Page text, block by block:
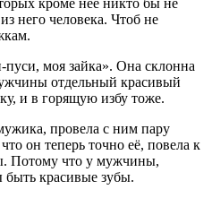
него человека. Чтоб не
моя зайка». Она склонна
отдельный красивый
и в горящую избу тоже.
провела с ним пару
он теперь точно её, повела к
Потому что у мужчины,
красивые зубы.